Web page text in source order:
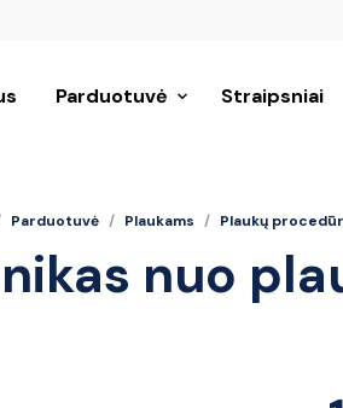
Parduotuvė Straipsniai
Parduotuvė / Plaukams / Plaukų
nuo